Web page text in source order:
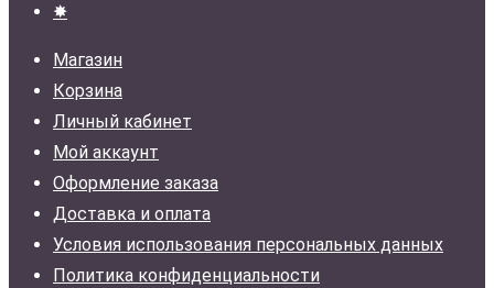
✸
Магазин
Корзина
Личный кабинет
Мой аккаунт
Оформление заказа
Доставка и оплата
Условия использования персональных данных
Политика конфиденциальности